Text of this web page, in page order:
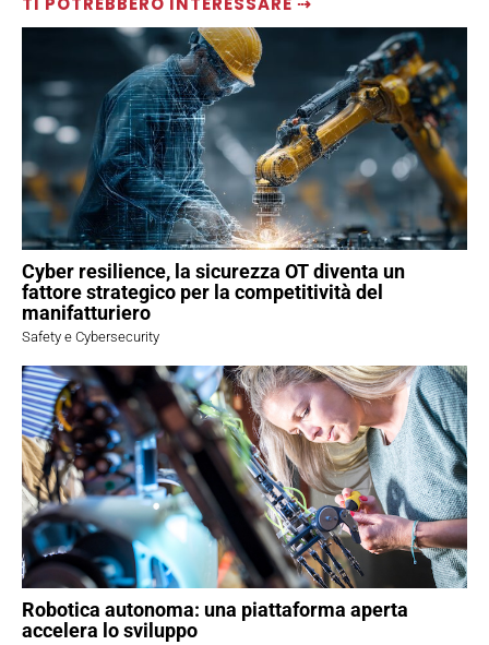
Cyber resilience, la sicurezza OT diventa un
fattore strategico per la competitività del
manifatturiero
Safety e Cybersecurity
Robotica autonoma: una piattaforma aperta
accelera lo sviluppo